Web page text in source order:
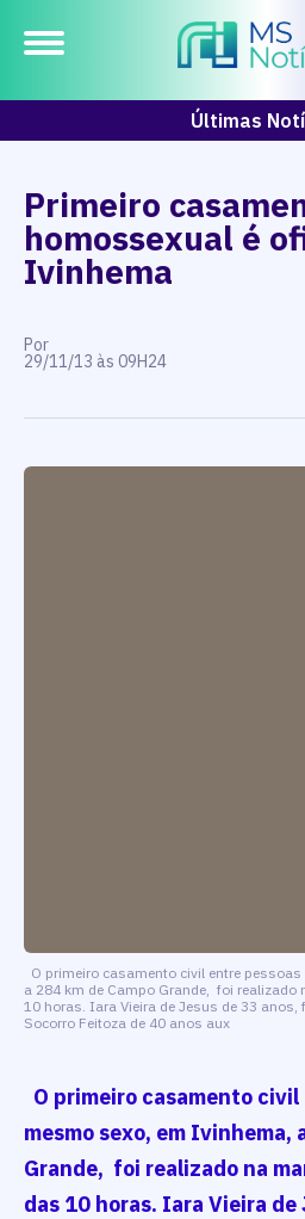
Últimas
Primeiro
homossexual é
Ivinhema
Por
29/11/13 às 09H24
O primeiro casamento civil entre
a 284 km de Campo Grande, foi
10 horas. Iara Vieira de Jesus de 33
Socorro Feitoza de 40 anos aux
O primeiro casamento
mesmo sexo, em Ivinhema,
Grande, foi realizado na
das 10 horas. Iara Vieira de